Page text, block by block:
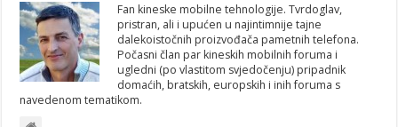
Fan kineske mobilne tehnologije. Tvrdoglav,
pristran, ali i upućen u najintimnije tajne
dalekoistočnih proizvođača pametnih telefona.
Počasni član par kineskih mobilnih foruma i
ugledni (po vlastitom svjedočenju) pripadnik
domaćih, bratskih, europskih i inih foruma s
navedenom tematikom.